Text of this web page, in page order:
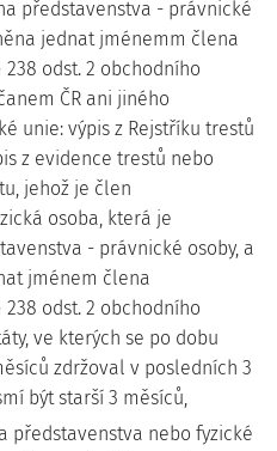
představenstva - právnické
jednat jménemm člena
odst. 2 obchodního
ČR ani jiného
unie: výpis z Rejstříku trestů
z evidence trestů nebo
jehož je člen
osoba, která je
- právnické osoby, a
jménem člena
odst. 2 obchodního
ve kterých se po dobu
zdržoval v posledních 3
být starší 3 měsíců,
představenstva nebo fyzické